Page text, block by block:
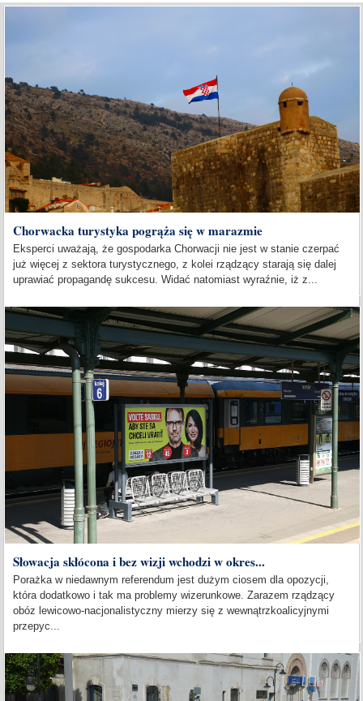
Chorwacka turystyka pogrąża się w marazmie
Eksperci uważają, że gospodarka Chorwacji nie jest w stanie czerpać
już więcej z sektora turystycznego, z kolei rządzący starają się dalej
uprawiać propagandę sukcesu. Widać natomiast wyraźnie, iż z...
Słowacja skłócona i bez wizji wchodzi w okres...
Porażka w niedawnym referendum jest dużym ciosem dla opozycji,
która dodatkowo i tak ma problemy wizerunkowe. Zarazem rządzący
obóz lewicowo-nacjonalistyczny mierzy się z wewnątrzkoalicyjnymi
przepyc...